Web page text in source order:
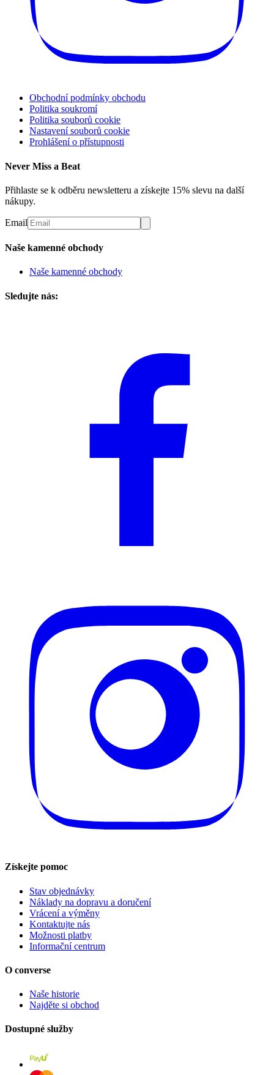
Obchodní podmínky obchodu
Politika soukromí
Politika souborů cookie
Nastavení souborů cookie
Prohlášení o přístupnosti
Never Miss a Beat
Přihlaste se k odběru newsletteru a získejte 15% slevu na další
nákupy.
Email
Naše kamenné obchody
Naše kamenné obchody
Sledujte nás:
Získejte pomoc
Stav objednávky
Náklady na dopravu a doručení
Vrácení a výměny
Kontaktujte nás
Možnosti platby
Informační centrum
O converse
Naše historie
Najděte si obchod
Dostupné služby